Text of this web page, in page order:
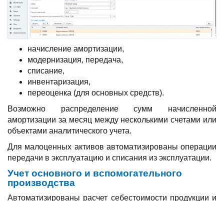
начисление амортизации,
модернизация, передача,
списание,
инвентаризация,
переоценка (для основных средств).
Возможно распределение сумм начисленной
амортизации за месяц между несколькими счетами или
объектами аналитического учета.
Для малоценных активов автоматизированы операции
передачи в эксплуатацию и списания из эксплуатации.
Учет основного и вспомогательного
производства
Автоматизированы расчет себестоимости продукции и